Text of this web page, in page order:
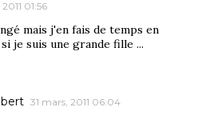
01:56
mais j'en fais de temps en
je suis une grande fille ...
31 mars, 2011 06:04